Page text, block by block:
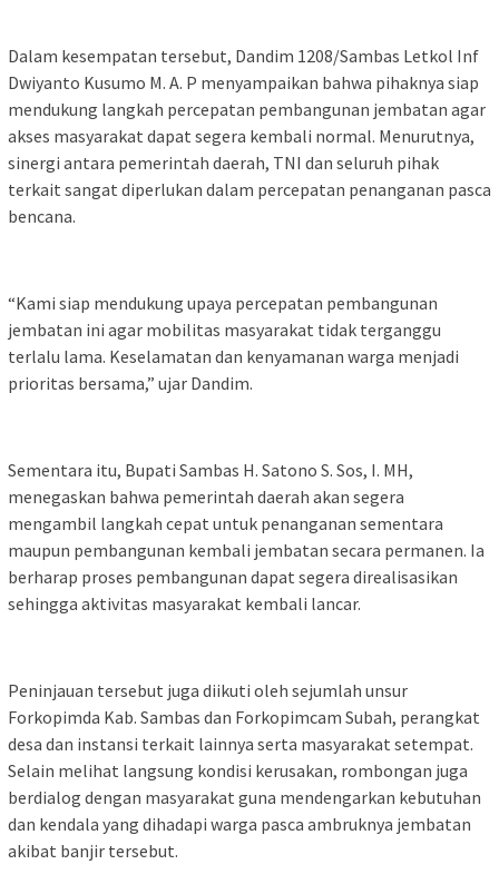
Dalam kesempatan tersebut, Dandim 1208/Sambas Letkol Inf
Dwiyanto Kusumo M. A. P menyampaikan bahwa pihaknya siap
mendukung langkah percepatan pembangunan jembatan agar
akses masyarakat dapat segera kembali normal. Menurutnya,
sinergi antara pemerintah daerah, TNI dan seluruh pihak
terkait sangat diperlukan dalam percepatan penanganan pasca
bencana.
“Kami siap mendukung upaya percepatan pembangunan
jembatan ini agar mobilitas masyarakat tidak terganggu
terlalu lama. Keselamatan dan kenyamanan warga menjadi
prioritas bersama,” ujar Dandim.
Sementara itu, Bupati Sambas H. Satono S. Sos, I. MH,
menegaskan bahwa pemerintah daerah akan segera
mengambil langkah cepat untuk penanganan sementara
maupun pembangunan kembali jembatan secara permanen. Ia
berharap proses pembangunan dapat segera direalisasikan
sehingga aktivitas masyarakat kembali lancar.
Peninjauan tersebut juga diikuti oleh sejumlah unsur
Forkopimda Kab. Sambas dan Forkopimcam Subah, perangkat
desa dan instansi terkait lainnya serta masyarakat setempat.
Selain melihat langsung kondisi kerusakan, rombongan juga
berdialog dengan masyarakat guna mendengarkan kebutuhan
dan kendala yang dihadapi warga pasca ambruknya jembatan
akibat banjir tersebut.